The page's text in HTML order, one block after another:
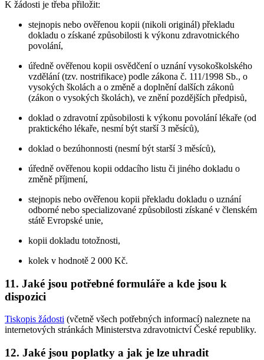
K žádosti je třeba přiložit:
stejnopis nebo ověřenou kopii (nikoli originál) překladu
dokladu o získané způsobilosti k výkonu zdravotnického
povolání,
úředně ověřenou kopii osvědčení o uznání vysokoškolského
vzdělání (tzv. nostrifikace) podle zákona č. 111/1998 Sb., o
vysokých školách a o změně a doplnění dalších zákonů
(zákon o vysokých školách), ve znění pozdějších předpisů,
doklad o zdravotní způsobilosti k výkonu povolání lékaře (od
praktického lékaře, nesmí být starší 3 měsíců),
doklad o bezúhonnosti (nesmí být starší 3 měsíců),
úředně ověřenou kopii oddacího listu či jiného dokladu o
změně příjmení,
stejnopis nebo ověřenou kopii překladu dokladu o uznání
odborné nebo specializované způsobilosti získané v členském
státě Evropské unie,
kopii dokladu totožnosti,
kolek v hodnotě 2 000 Kč.
11. Jaké jsou potřebné formuláře a kde jsou k
dispozici
Tiskopis žádosti (včetně všech potřebných informací) naleznete na
internetových stránkách Ministerstva zdravotnictví České republiky.
12. Jaké jsou poplatky a jak je lze uhradit